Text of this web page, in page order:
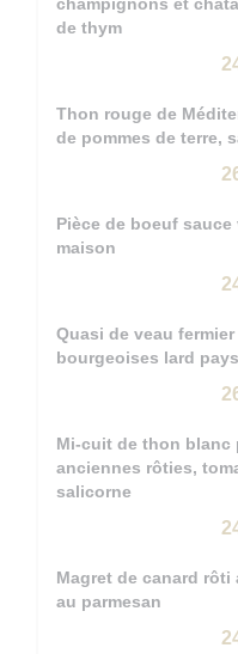
de thym
Thon rouge de
de pommes de terre,
Pièce de boeuf
maison
Quasi de veau
bourgeoises lard
Mi-cuit de thon blanc
anciennes rôties,
salicorne
Magret de canard
au parmesan